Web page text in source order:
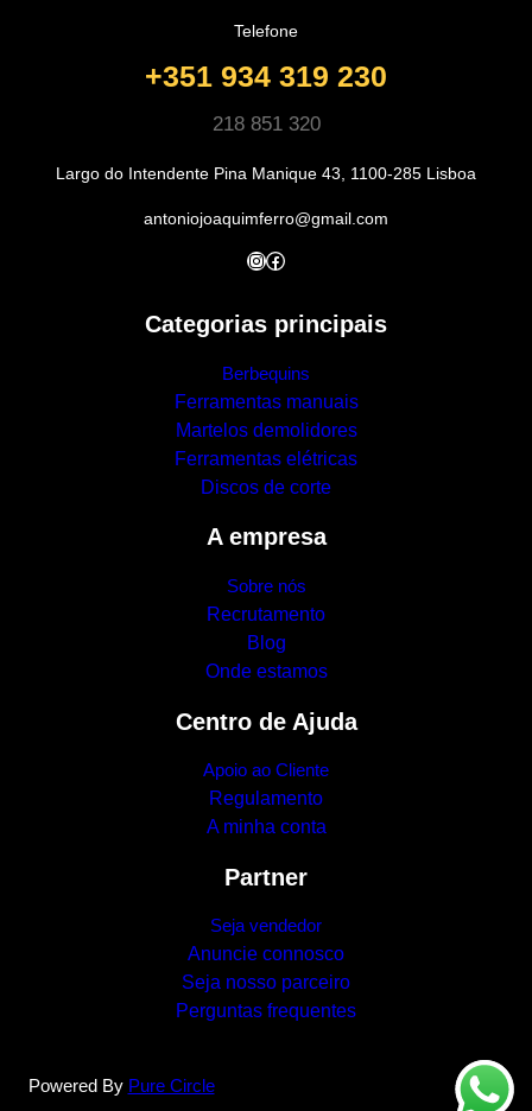
Telefone
+351 934 319 230
218 851 320
Largo do Intendente Pina Manique 43, 1100-285 Lisboa
antoniojoaquimferro@gmail.com
InstagramFacebook
Categorias principais
Berbequins
Ferramentas manuais
Martelos demolidores
Ferramentas elétricas
Discos de corte
A empresa
Sobre nós
Recrutamento
Blog
Onde estamos
Centro de Ajuda
Apoio ao Cliente
Regulamento
A minha conta
Partner
Seja vendedor
Anuncie connosco
Seja nosso parceiro
Perguntas frequentes
Powered By Pure Circle